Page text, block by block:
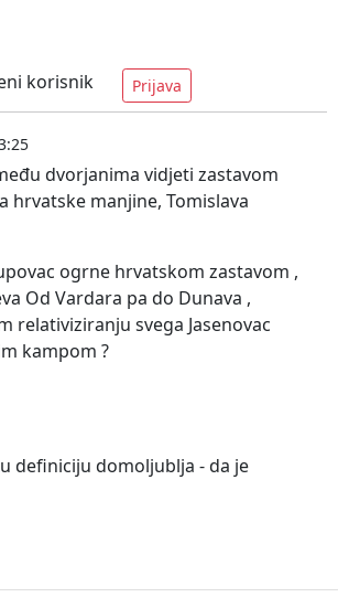
korisnik Prijava
dvorjanima vidjeti zastavom
manjine, Tomislava
ogrne hrvatskom zastavom ,
Od Vardara pa do Dunava ,
relativiziranju svega Jasenovac
kampom ?
definiciju domoljublja - da je